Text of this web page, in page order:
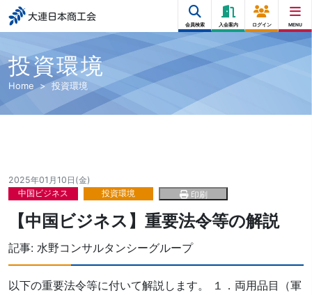
大連日本商工会
会員検索 入会案内 ログイン MENU
投資環境
Home 投資環境
2025年01月10日(金)
中国ビジネス
投資環境 印刷
【中国ビジネス】重要法令等の解説
記事: 水野コンサルタンシーグループ
以下の重要法令等に付いて解説します。 １．両用品目（軍